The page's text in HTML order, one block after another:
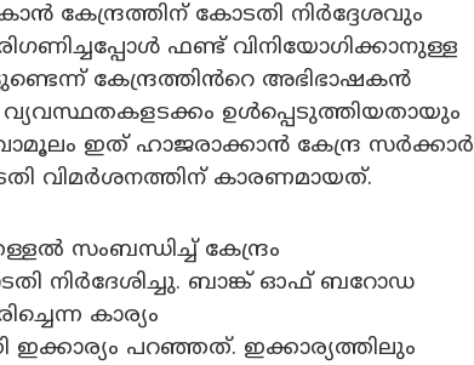
കേന്ദ്രത്തിന് കോടതി നിർദ്ദേശവും
ഫണ്ട് വിനിയോഗിക്കാനുള്ള
കേന്ദ്രത്തിൻറെ അഭിഭാഷകൻ
ഉൾപ്പെടുത്തിയതായും
ഇത് ഹാജരാക്കാൻ കേന്ദ്ര സർക്കാർ
വിമർശനത്തിന് കാരണമായത്.
സംബന്ധിച്ച് കേന്ദ്രം
നിർദേശിച്ചു. ബാങ്ക് ഓഫ് ബറോഡ
കാര്യം
ഇക്കാര്യം പറഞ്ഞത്. ഇക്കാര്യത്തിലും